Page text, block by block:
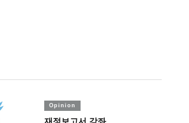
Opinion
재정보고서 강좌